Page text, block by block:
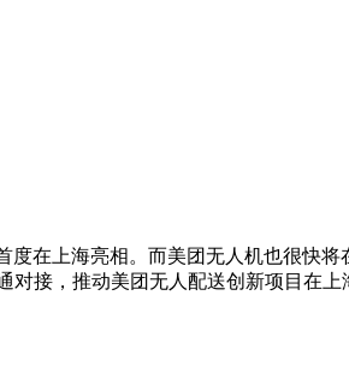
在上海亮相。而美团无人机也很快
接，推动美团无人配送创新项目在